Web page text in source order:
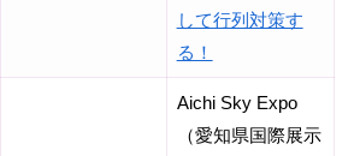
して行列対策す
る！
Aichi Sky Expo
（愛知県国際展示